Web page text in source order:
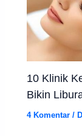
10 Klinik
Bikin
4 Komentar /